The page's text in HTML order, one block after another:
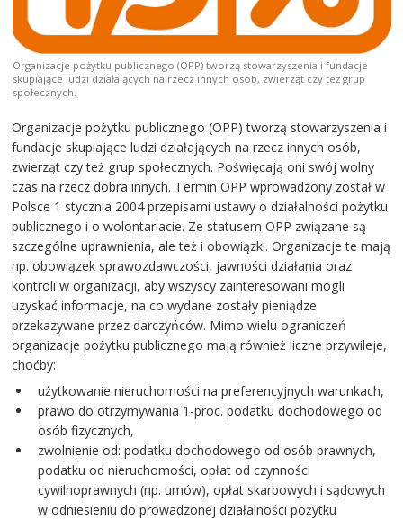
Organizacje pożytku publicznego (OPP) tworzą stowarzyszenia i fundacje
skupiające ludzi działających na rzecz innych osób, zwierząt czy też grup
społecznych.
Organizacje pożytku publicznego (OPP) tworzą stowarzyszenia i
fundacje skupiające ludzi działających na rzecz innych osób,
zwierząt czy też grup społecznych. Poświęcają oni swój wolny
czas na rzecz dobra innych. Termin OPP wprowadzony został w
Polsce 1 stycznia 2004 przepisami ustawy o działalności pożytku
publicznego i o wolontariacie. Ze statusem OPP związane są
szczególne uprawnienia, ale też i obowiązki. Organizacje te mają
np. obowiązek sprawozdawczości, jawności działania oraz
kontroli w organizacji, aby wszyscy zainteresowani mogli
uzyskać informacje, na co wydane zostały pieniądze
przekazywane przez darczyńców. Mimo wielu ograniczeń
organizacje pożytku publicznego mają również liczne przywileje,
choćby:
użytkowanie nieruchomości na preferencyjnych warunkach,
prawo do otrzymywania 1-proc. podatku dochodowego od
osób fizycznych,
zwolnienie od: podatku dochodowego od osób prawnych,
podatku od nieruchomości, opłat od czynności
cywilnoprawnych (np. umów), opłat skarbowych i sądowych
w odniesieniu do prowadzonej działalności pożytku